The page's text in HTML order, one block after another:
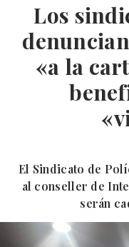
Los
«a la
El Sindicato de
al conseller de
serán